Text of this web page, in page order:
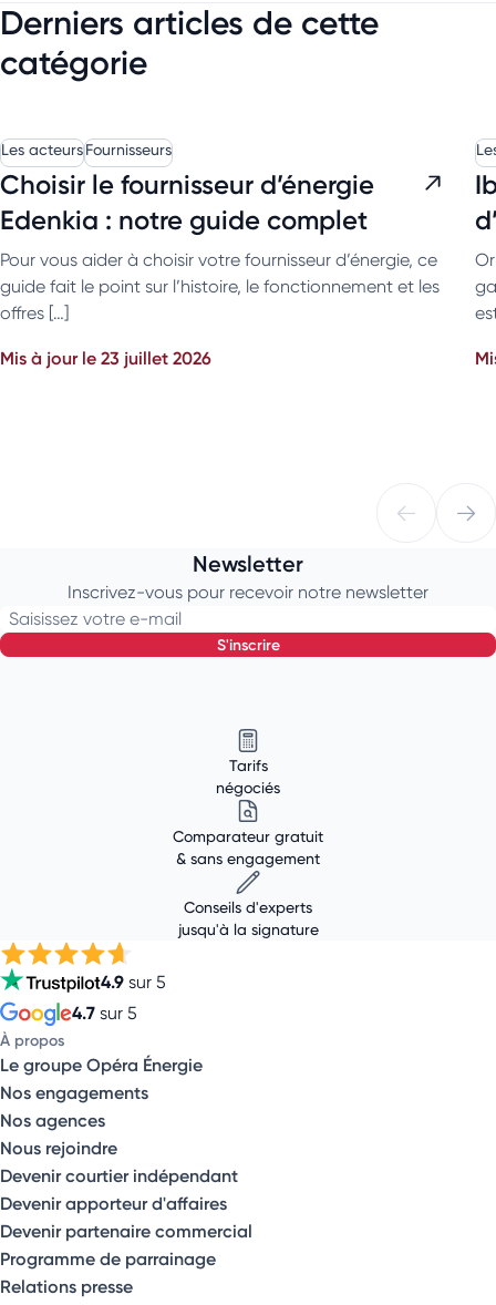
Derniers articles de cette
catégorie
Les acteursFournisseurs
Choisir le fournisseur d’énergie
Edenkia : notre guide complet
Pour vous aider à choisir votre fournisseur d’énergie, ce
guide fait le point sur l’histoire, le fonctionnement et les
offres […]
Mis à jour le 23 juillet 2026
Newsletter
Inscrivez-vous pour recevoir notre newsletter
Saisissez votre e-mail
s'inscrire
Tarifs
négociés
Comparateur gratuit
& sans engagement
Conseils d'experts
jusqu'à la signature
4.9 sur 5
4.7 sur 5
À propos
Le groupe Opéra Énergie
Nos engagements
Nos agences
Nous rejoindre
Devenir courtier indépendant
Devenir apporteur d'affaires
Devenir partenaire commercial
Programme de parrainage
Relations presse